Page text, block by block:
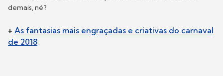
demais, né?
+ As fantasias mais engraçadas e criativas do carnaval
de 2018